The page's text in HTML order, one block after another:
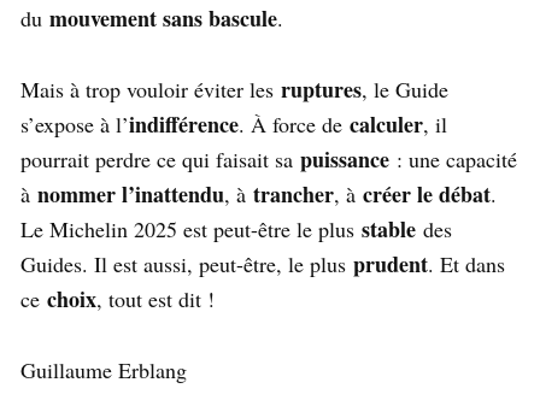
du mouvement sans bascule.
Mais à trop vouloir éviter les ruptures, le Guide
s’expose à l’indifférence. À force de calculer, il
pourrait perdre ce qui faisait sa puissance : une capacité
à nommer l’inattendu, à trancher, à créer le débat.
Le Michelin 2025 est peut-être le plus stable des
Guides. Il est aussi, peut-être, le plus prudent. Et dans
ce choix, tout est dit !
Guillaume Erblang